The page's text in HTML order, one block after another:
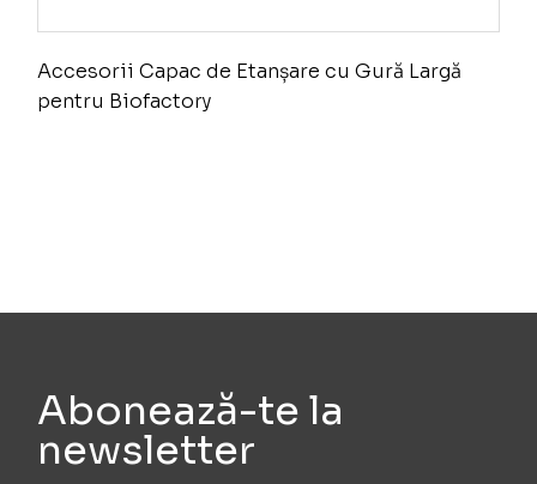
Accesorii Capac de Etanșare cu Gură Largă
pentru Biofactory
Abonează-te la
newsletter